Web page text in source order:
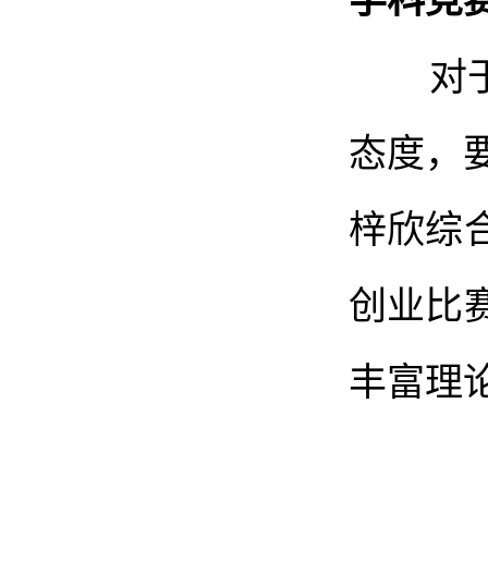
对于
态度，
梓欣综
创业比
丰富理